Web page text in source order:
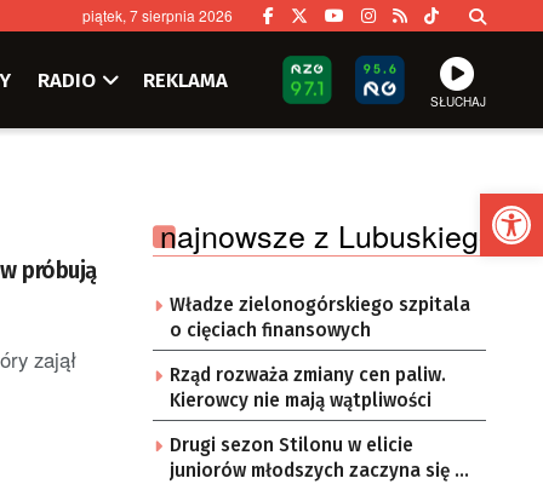
piątek, 7 sierpnia 2026
RADIO REKLAMA
SŁUCHAJ
próbują
zajął
najnowsze z Lubuskiego
Władze zielonogórskiego szpitala
o cięciach finansowych
Rząd rozważa zmiany cen paliw.
Kierowcy nie mają wątpliwości
Drugi sezon Stilonu w elicie
juniorów młodszych zaczyna się w